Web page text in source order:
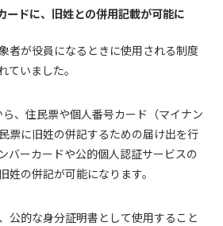
ードに、旧姓との併用記載が可能に
者が役員になるときに使用される制度
ていました。
、住民票や個人番号カード（マイナン
票に旧姓の併記するための届け出を行
バーカードや公的個人認証サービスの
姓の併記が可能になります。
公的な身分証明書として使用すること